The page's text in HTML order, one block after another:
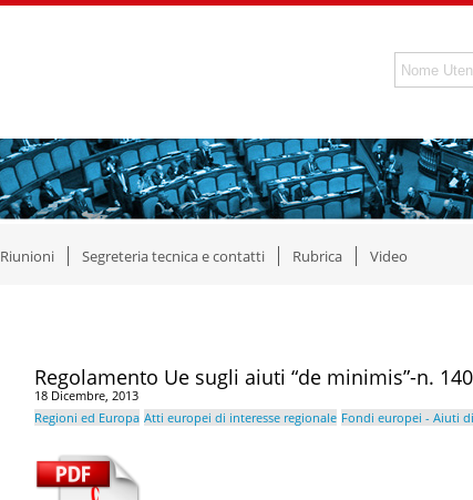
Riunioni Segreteria tecnica e contatti Rubrica Video
Regolamento Ue sugli aiuti “de minimis”-n.
18 Dicembre, 2013
Regioni ed Europa Atti europei di interesse regionale Fondi europei - Aiuti